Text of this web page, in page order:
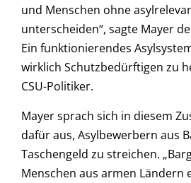
und Menschen ohne
unterscheiden“, sagte Mayer der
Ein funktionierendes
wirklich Schutzbedürftigen zu
CSU-Politiker.
Mayer sprach sich in diesem
dafür aus, Asylbewerbern aus
Taschengeld zu streichen.
Menschen aus armen Ländern